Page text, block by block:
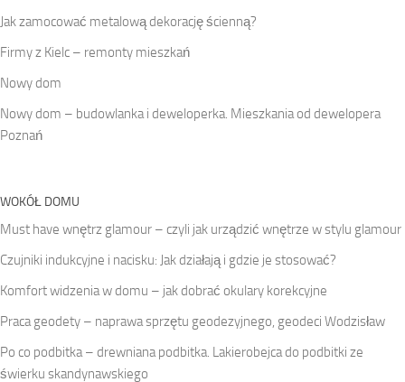
Jak zamocować metalową dekorację ścienną?
Firmy z Kielc – remonty mieszkań
Nowy dom
Nowy dom – budowlanka i deweloperka. Mieszkania od dewelopera
Poznań
WOKÓŁ DOMU
Must have wnętrz glamour – czyli jak urządzić wnętrze w stylu glamour
Czujniki indukcyjne i nacisku: Jak działają i gdzie je stosować?
Komfort widzenia w domu – jak dobrać okulary korekcyjne
Praca geodety – naprawa sprzętu geodezyjnego, geodeci Wodzisław
Po co podbitka – drewniana podbitka. Lakierobejca do podbitki ze
świerku skandynawskiego